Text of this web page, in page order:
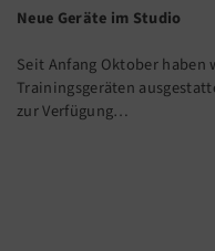
Neue Geräte im Studio
Seit Anfang Oktober
Trainingsgeräten
zur Verfügung…